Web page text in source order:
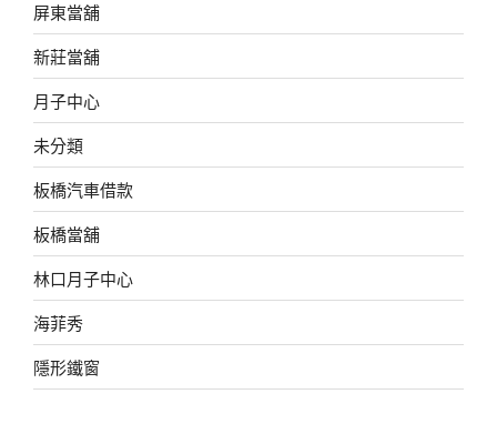
屏東當舖
新莊當舖
月子中心
未分類
板橋汽車借款
板橋當舖
林口月子中心
海菲秀
隱形鐵窗